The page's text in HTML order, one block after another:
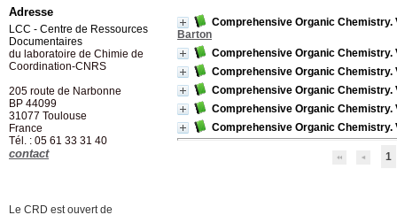
Comprehensive Organic
Barton
Comprehensive Organic
Comprehensive Organic Chemistry.
Comprehensive Organic
Comprehensive Organic Chemistry.
Comprehensive Organic Chemistry.
1
Adresse
LCC - Centre de Ressources
Documentaires
du laboratoire de Chimie de
Coordination-CNRS
205 route de Narbonne
BP 44099
31077 Toulouse
France
Tél. : 05 61 33 31 40
contact
Le CRD est ouvert de